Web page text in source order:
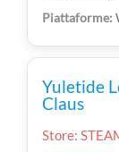
Yuletide
Claus
Store: